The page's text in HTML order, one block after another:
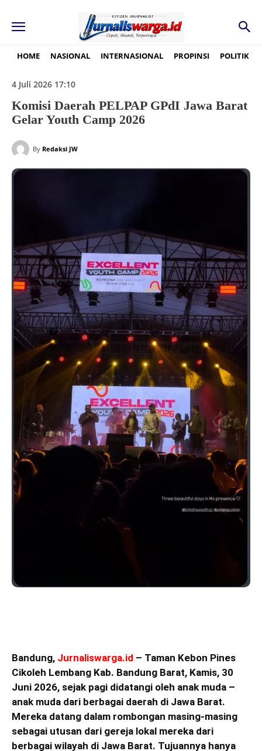
HOME NASIONAL INTERNASIONAL PROPINSI POLITIK
4 Juli 2026 17:10
Komisi Daerah PELPAP GPdI Jawa Barat
Gelar Youth Camp 2026
By Redaksi JW
Bandung, Jurnaliswarga.id – Taman Kebon Pines
Cikoleh Lembang Kab. Bandung Barat, Kamis, 30
Juni 2026, sejak pagi didatangi oleh anak muda –
anak muda dari berbagai daerah di Jawa Barat.
Mereka datang dalam rombongan masing-masing
sebagai utusan dari gereja lokal mereka dari
berbagai wilayah di Jawa Barat. Tujuannya hanya